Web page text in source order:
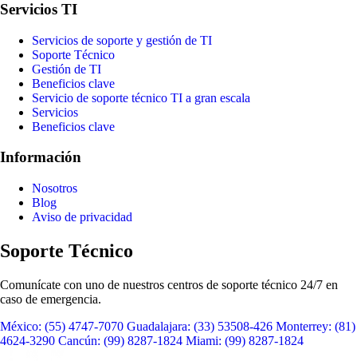
Servicios TI
Servicios de soporte y gestión de TI
Soporte Técnico
Gestión de TI
Beneficios clave
Servicio de soporte técnico TI a gran escala
Servicios
Beneficios clave
Información
Nosotros
Blog
Aviso de privacidad
Soporte Técnico
Comunícate con uno de nuestros centros de soporte técnico 24/7 en
caso de emergencia.
México: (55) 4747-7070 Guadalajara: (33) 53508-426 Monterrey: (81)
4624-3290 Cancún: (99) 8287-1824 Miami: (99) 8287-1824